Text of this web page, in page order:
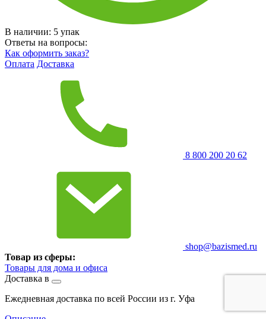
В наличии: 5 упак
Ответы на вопросы:
Как оформить заказ?
Оплата Доставка
8 800 200 20 62
shop@bazismed.ru
Товар из сферы:
Товары для дома и офиса
Доставка в
Ежедневная доставка по всей России из г. Уфа